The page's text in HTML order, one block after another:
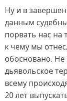
Ну и в
данным
порвать нас на
к чему мы
обосновано. Не
дьявольское
всему
20 лет